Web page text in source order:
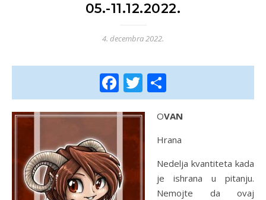
05.-11.12.2022.
4. decembra 2022.
Facebook
Twitter
OVAN
Hrana
Nedelja kvantiteta kada
je ishrana u pitanju.
Nemojte da ovaj